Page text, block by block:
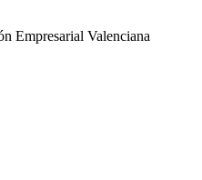
Empresarial Valenciana